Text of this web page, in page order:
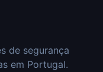
de segurança
em Portugal.